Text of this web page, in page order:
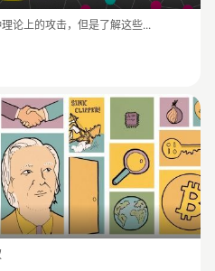
论上的攻击，但是了解这些...